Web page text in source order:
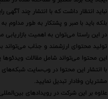
نباید انتظار داشت که با انتشار چند
بلکه باید با صبر و پشتکار به طور مداوم
در این راستا می‌توان به اهمیت بازاریابی
تولید محتوای ارزشمند و جذاب می‌تواند
این محتوا می‌تواند شامل مقالات
با انتشار این محتوا در وب‌سایت شبکه‌های
مشتریان وفادار تبدیل نمایید.
علاوه بر این شرکت در رویدادهای